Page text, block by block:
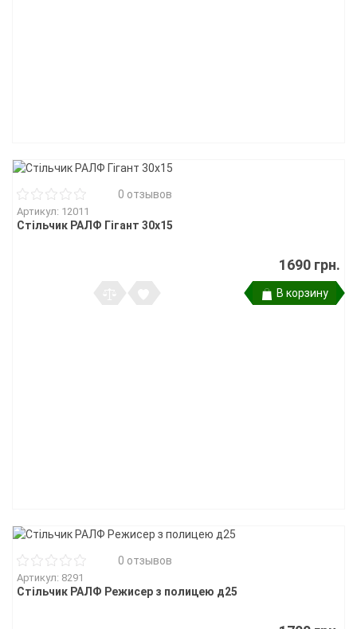
0 отзывов
Артикул: 12011
Стільчик РАЛФ Гігант 30х15
1690 грн.
В корзину
0 отзывов
Артикул: 8291
Стільчик РАЛФ Режисер з полицею д25